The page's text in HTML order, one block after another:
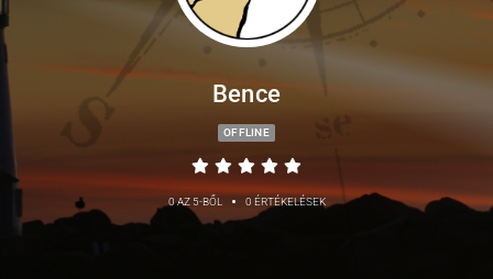
Bence
OFFLINE
0 AZ 5-BŐL • 0 ÉRTÉKELÉSEK